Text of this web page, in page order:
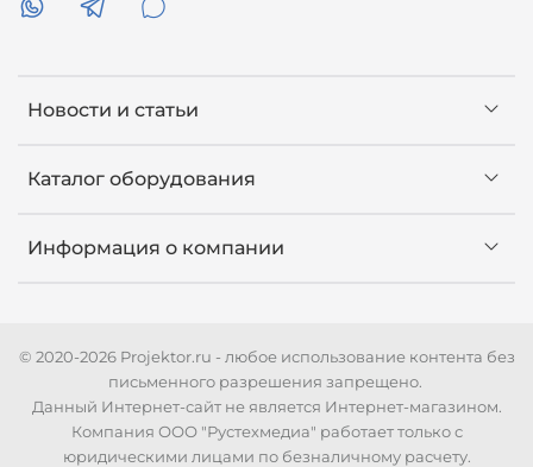
Новости и статьи
Каталог оборудования
Информация о компании
© 2020-2026 Projektor.ru - любое использование контента без
письменного разрешения запрещено.
Данный Интернет-сайт не является Интернет-магазином.
Компания ООО "Рустехмедиа" работает только с
юридическими лицами по безналичному расчету.